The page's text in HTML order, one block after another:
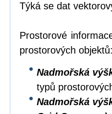
Týká se dat
Prostorové
prostorových objektů:
Nadmořská
typů
Nadmořská